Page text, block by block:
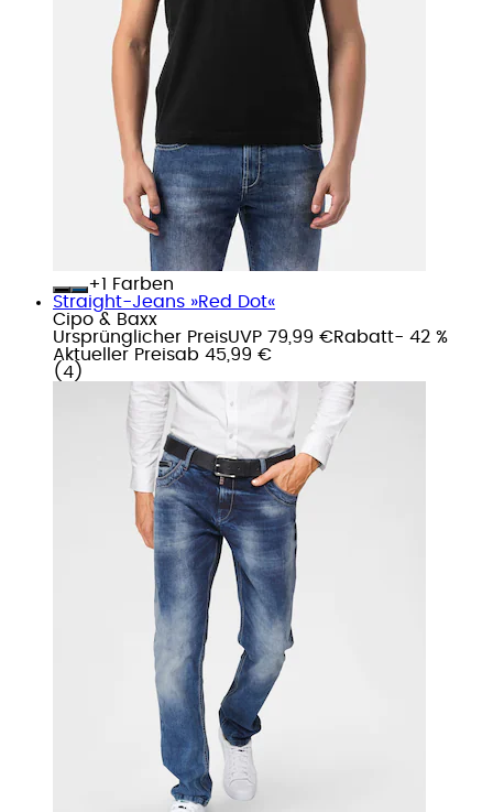
+
Farben
Straight-Jeans »Red Dot«
Cipo & Baxx
Ursprünglicher PreisUVP 79,99 €Rabatt- 42 %
Aktueller Preisab 45,99 €
( 4 )